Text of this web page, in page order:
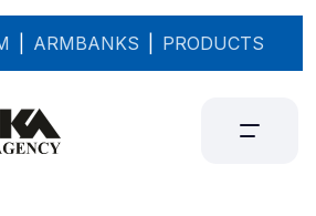
ARMBANKS PRODUCTS